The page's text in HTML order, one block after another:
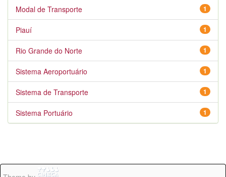
1
Modal de Transporte
1
Piauí
1
Rio Grande do Norte
1
Sistema Aeroportuário
1
Sistema de Transporte
1
Sistema Portuário